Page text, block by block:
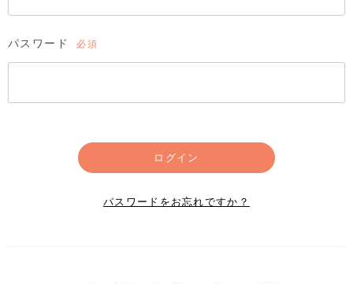
パスワード
須)
ログイン
パスワードをお忘れですか？